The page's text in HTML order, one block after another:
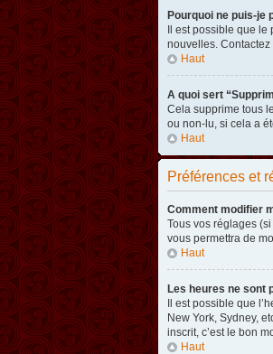
Pourquoi ne puis-je
Il est possible que le
nouvelles. Contactez
Haut
A quoi sert
Cela supprime tous
ou non-lu, si cela a
Haut
Préférences et
Comment modifier
Tous vos réglages
vous permettra de
Haut
Les heures ne sont
Il est possible que
New York, Sydney,
inscrit, c’est le bon
Haut